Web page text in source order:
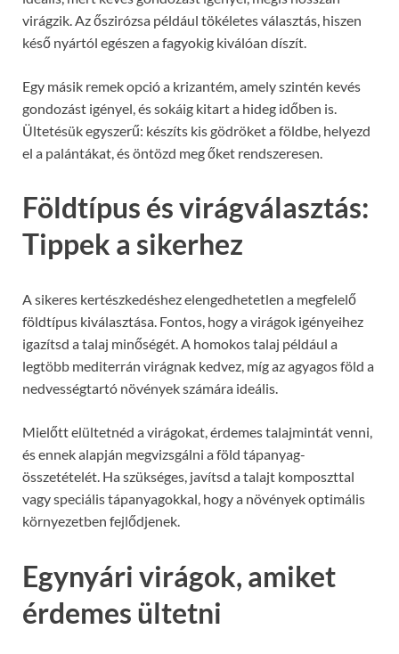
virágzik. Az őszirózsa például tökéletes választás, hiszen
késő nyártól egészen a fagyokig kiválóan díszít.
Egy másik remek opció a krizantém, amely szintén kevés
gondozást igényel, és sokáig kitart a hideg időben is.
Ültetésük egyszerű: készíts kis gödröket a földbe, helyezd
el a palántákat, és öntözd meg őket rendszeresen.
Földtípus és virágválasztás:
Tippek a sikerhez
A sikeres kertészkedéshez elengedhetetlen a megfelelő
földtípus kiválasztása. Fontos, hogy a virágok igényeihez
igazítsd a talaj minőségét. A homokos talaj például a
legtöbb mediterrán virágnak kedvez, míg az agyagos föld a
nedvességtartó növények számára ideális.
Mielőtt elültetnéd a virágokat, érdemes talajmintát venni,
és ennek alapján megvizsgálni a föld tápanyag-
összetételét. Ha szükséges, javítsd a talajt komposzttal
vagy speciális tápanyagokkal, hogy a növények optimális
környezetben fejlődjenek.
Egynyári virágok, amiket
érdemes ültetni